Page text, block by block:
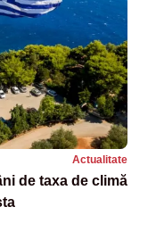
Actualitate
de taxa de climă